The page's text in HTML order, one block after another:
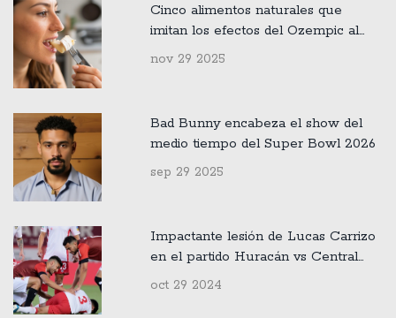
Cinco alimentos naturales que
imitan los efectos del Ozempic al
estimular la hormona GLP-1
nov 29 2025
Bad Bunny encabeza el show del
medio tiempo del Super Bowl 2026
sep 29 2025
Impactante lesión de Lucas Carrizo
en el partido Huracán vs Central
Córdoba
oct 29 2024